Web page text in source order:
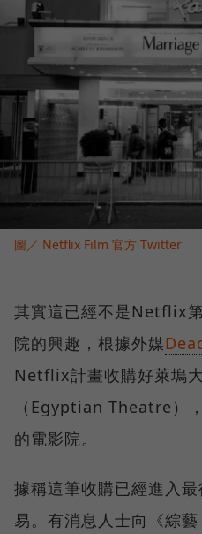
圖／ Netflix Film 官方 Twitter
其實這已經不是Netflix
院的興趣，根據外媒
Netflix計畫收購好萊塢
（Egyptian Theatre）
的電影院。
據稱這筆收購已經進入
易。有消息人士向《綜